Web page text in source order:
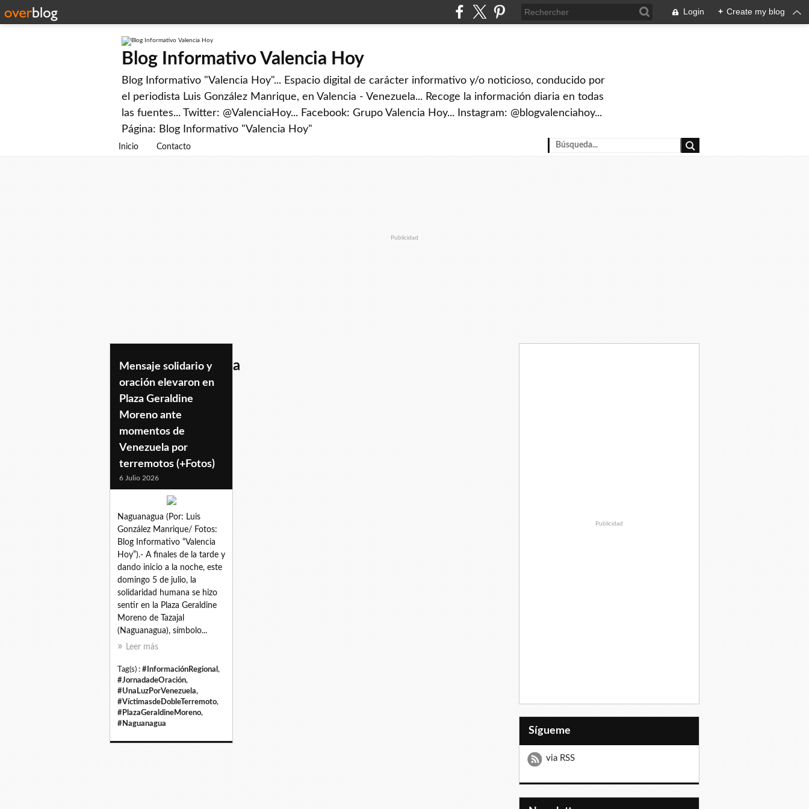
Login + Create my blog
Blog Informativo Valencia Hoy
Blog Informativo "Valencia Hoy"... Espacio digital de carácter informativo y/o noticioso, conducido por
el periodista Luis González Manrique, en Valencia - Venezuela... Recoge la información diaria en todas
las fuentes... Twitter: @ValenciaHoy... Facebook: Grupo Valencia Hoy... Instagram: @blogvalenciahoy...
Página: Blog Informativo "Valencia Hoy"
Inicio Contacto
Publicidad
unaluzporvenezuela
Mensaje solidario y
oración elevaron en
Plaza Geraldine
Moreno ante
momentos de
Venezuela por
terremotos (+Fotos)
6 Julio 2026
Naguanagua (Por: Luis
González Manrique/ Fotos:
Blog Informativo “Valencia
Hoy”).- A finales de la tarde y
dando inicio a la noche, este
domingo 5 de julio, la
solidaridad humana se hizo
sentir en la Plaza Geraldine
Moreno de Tazajal
(Naguanagua), símbolo...
Leer más
Tag(s) : #InformaciónRegional ,
#JornadadeOración,
#UnaLuzPorVenezuela,
#VíctimasdeDobleTerremoto,
#PlazaGeraldineMoreno,
#Naguanagua
Publicidad
Sígueme
via RSS